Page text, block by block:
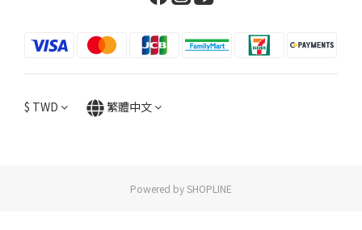
$ TWD 繁體中文
Powered by SHOPLINE